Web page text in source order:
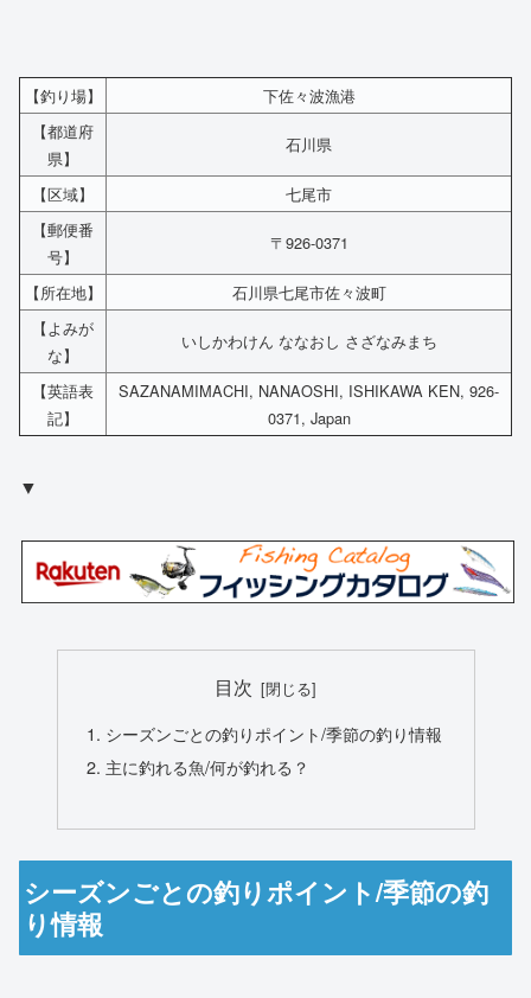
【釣り場】
下佐々波漁港
【都道府
県】
石川県
【区域】
七尾市
【郵便番
号】
〒926-0371
【所在地】
石川県七尾市佐々波町
【よみが
な】
いしかわけん ななおし さざなみまち
【英語表
記】
SAZANAMIMACHI, NANAOSHI, ISHIKAWA KEN, 926-
0371, Japan
▼
目次
シーズンごとの釣りポイント/季節の釣り情報
主に釣れる魚/何が釣れる？
シーズンごとの釣りポイント/季節の釣
り情報